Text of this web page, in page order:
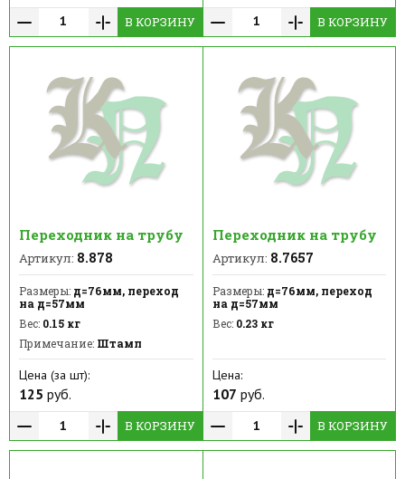
В КОРЗИНУ В КОРЗИНУ
Переходник на трубу
Артикул: 8.878
Размеры: д=76мм, переход
на д=57мм
Вес: 0.15 кг
Примечание: Штамп
Цена (за шт):
125 руб.
В КОРЗИНУ
Переходник на трубу
Артикул: 8.7657
Размеры:д=76мм, переход
на д=57мм
Вес:0.23 кг
Цена:
107 руб.
В КОРЗИНУ